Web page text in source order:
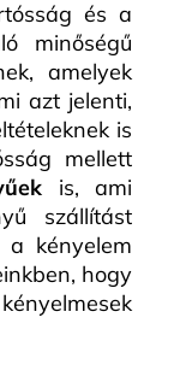
és a
minőségű
amelyek
azt jelenti,
is
mellett
is, ami
szállítást
kényelem
hogy